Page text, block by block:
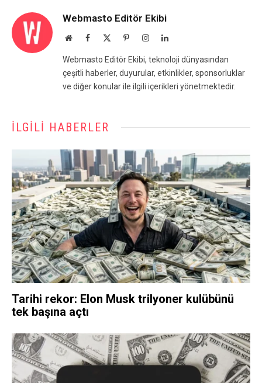
Webmasto Editör Ekibi
WebsiteFacebook PinterestInstagramLinkedIn
Webmasto Editör Ekibi, teknoloji dünyasından
çeşitli haberler, duyurular, etkinlikler, sponsorluklar
ve diğer konular ile ilgili içerikleri yönetmektedir.
İLGILI HABERLER
Tarihi rekor: Elon Musk trilyoner kulübünü
tek başına açtı